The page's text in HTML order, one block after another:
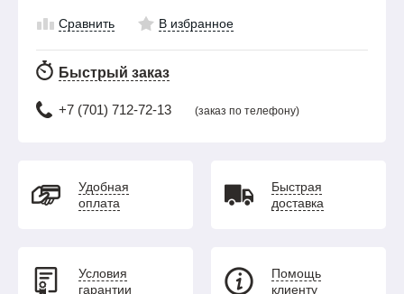
Сравнить В избранное
Быстрый заказ
+7 (701) 712-72-13 (заказ по телефону)
Удобная
оплата
Быстрая
доставка
Условия
гарантии
Помощь
клиенту